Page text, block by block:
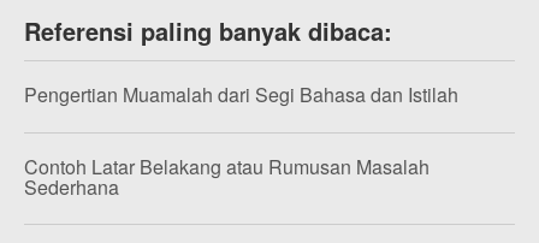
Referensi paling banyak dibaca:
Pengertian Muamalah dari Segi Bahasa dan Istilah
Contoh Latar Belakang atau Rumusan Masalah
Sederhana